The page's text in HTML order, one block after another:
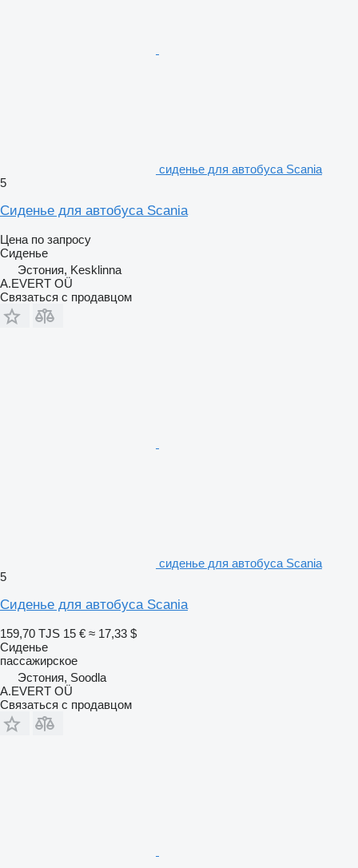
сиденье для автобуса Scania
5
Сиденье для автобуса Scania
Цена по запросу
Сиденье
Эстония, Kesklinna
A.EVERT OÜ
Связаться с продавцом
сиденье для автобуса Scania
5
Сиденье для автобуса Scania
159,70 TJS 15 € ≈ 17,33 $
Сиденье
пассажирское
Эстония, Soodla
A.EVERT OÜ
Связаться с продавцом